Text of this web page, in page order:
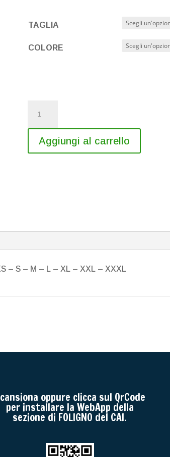
55,00 €
TAGLIA
COLORE
Aggiungi al carrello
– S – M – L – XL – XXL – XXXL
oppure clicca sul QrCode
per installare la WebApp della
sezione di FOLIGNO del CAI.